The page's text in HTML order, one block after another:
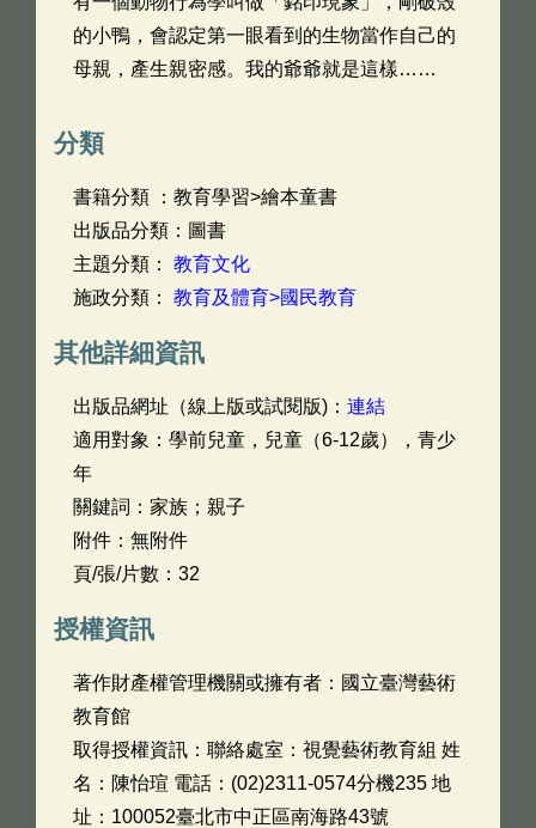
的小鴨，會認定第一眼看到的生物當作自己的
母親，產生親密感。我的爺爺就是這樣……
分類
書籍分類 ：教育學習>繪本童書
出版品分類：圖書
主題分類： 教育文化
施政分類： 教育及體育>國民教育
其他詳細資訊
出版品網址（線上版或試閱版)： 連結
適用對象：學前兒童，兒童（6-12歲），青少
年
關鍵詞：家族；親子
附件：無附件
頁/張/片數：32
授權資訊
著作財產權管理機關或擁有者：國立臺灣藝術
教育館
取得授權資訊：聯絡處室：視覺藝術教育組 姓
名：陳怡瑄 電話：(02)2311-0574分機235 地
址：100052臺北市中正區南海路43號